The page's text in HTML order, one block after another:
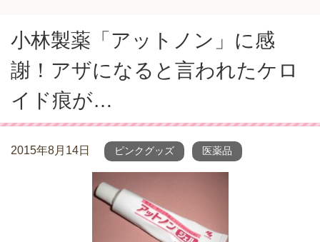
小林製薬「アットノン」に感
謝！アザになると言われたケロ
イド痕が…
2015年8月14日 ピンクグッズ 医薬品